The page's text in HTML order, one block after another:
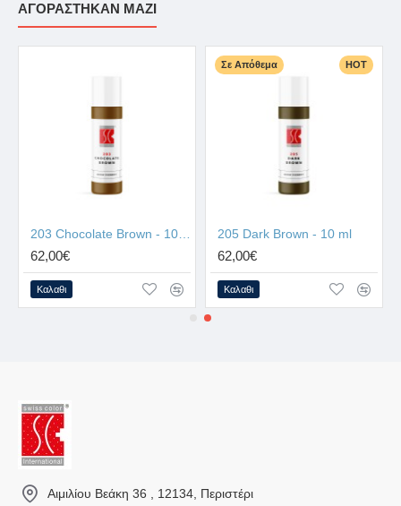
ΑΓΟΡΆΣΤΗΚΑΝ ΜΑΖΊ
62,00€
Καλαθι
HOT
Σε Απόθεμα
205 Dark Brown - 10 ml
62,00€
Καλαθι
Αιμιλίου Βεάκη 36 , 12134, Περιστέρι